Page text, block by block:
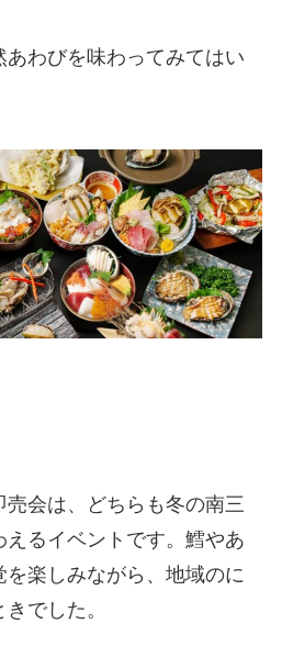
あわびを味わってみてはい
会は、どちらも冬の南三
えるイベントです。鱈やあ
楽しみながら、地域のに
でした。